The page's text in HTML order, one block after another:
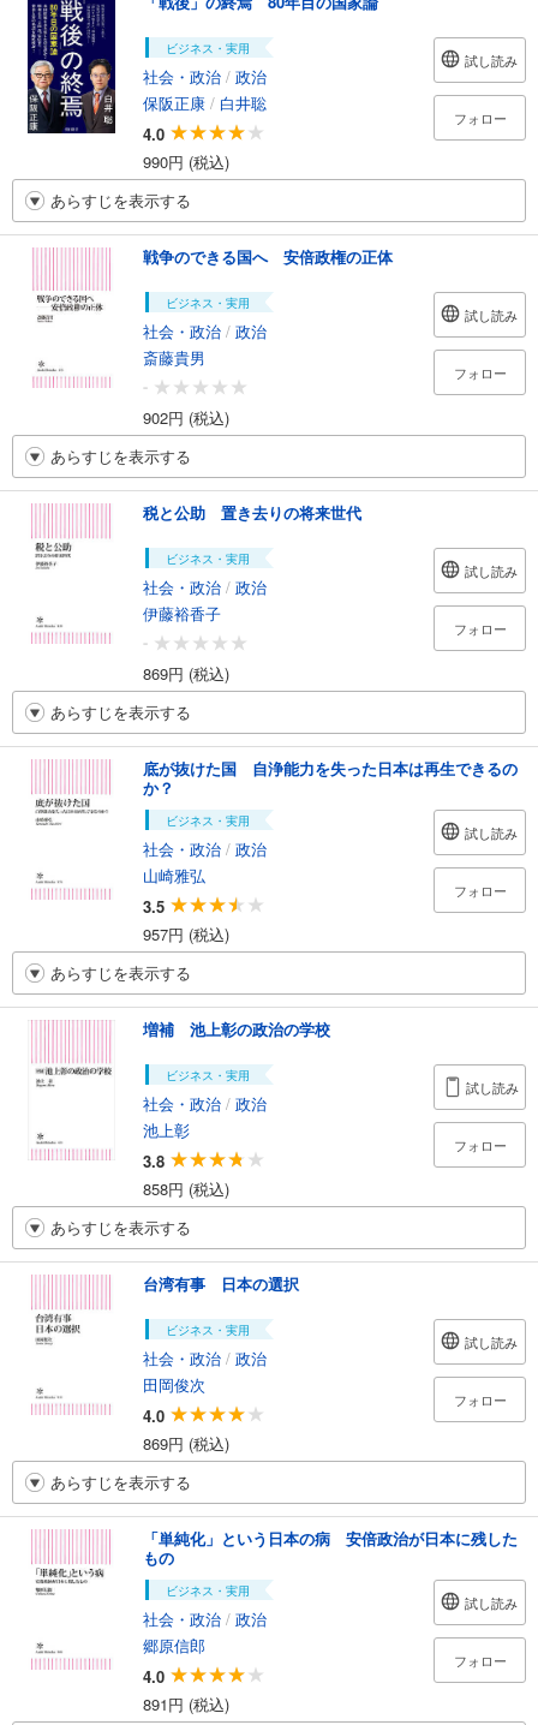
ビジネス・実用
社会・政治 / 政治
保阪正康 / 白井聡
4.0
990円 (税込)
試し読み
フォロー
あらすじを表示する
戦争のできる国へ 安倍政権の正体
ビジネス・実用
社会・政治 / 政治
斎藤貴男
-
902円 (税込)
試し読み
フォロー
あらすじを表示する
税と公助 置き去りの将来世代
ビジネス・実用
社会・政治 / 政治
伊藤裕香子
-
869円 (税込)
試し読み
フォロー
あらすじを表示する
底が抜けた国 自浄能力を失った日本は再生できるの
か？
ビジネス・実用
社会・政治 / 政治
山崎雅弘
3.5
957円 (税込)
試し読み
フォロー
あらすじを表示する
増補 池上彰の政治の学校
ビジネス・実用
社会・政治 / 政治
池上彰
3.8
858円 (税込)
試し読み
フォロー
あらすじを表示する
台湾有事 日本の選択
ビジネス・実用
社会・政治 / 政治
田岡俊次
4.0
869円 (税込)
試し読み
フォロー
あらすじを表示する
「単純化」という日本の病 安倍政治が日本に残した
もの
ビジネス・実用
社会・政治 / 政治
郷原信郎
4.0
891円 (税込)
試し読み
フォロー